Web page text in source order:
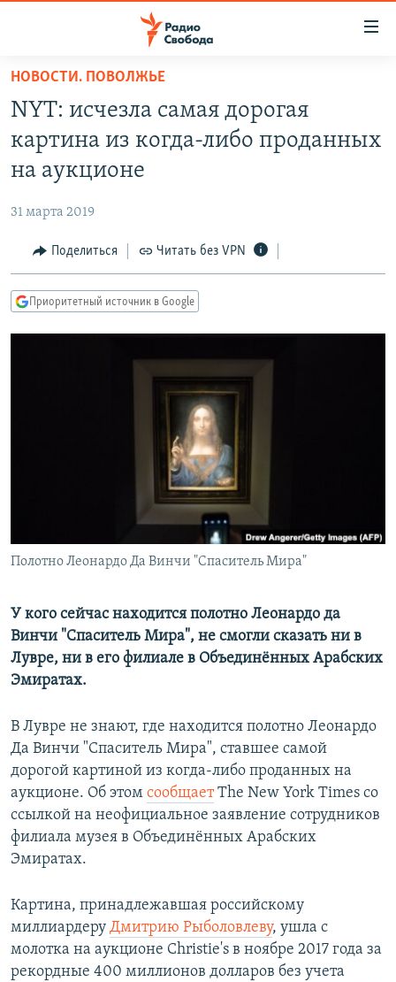
упрощенного
доступа
основному
Вернутся
Вернутся
АВТОРСКИЕ ПРОЕКТЫ
МНЕНИЯ
КУЛЬТУРА
КАВКАЗ.РЕАЛИИ
ПОДПИШИТЕСЬ НА РАССЫЛКУ
Все сайты РСЕ/РС
НОВОСТИ. ПОВОЛЖЬЕ
NYT: исчезла самая дорогая
картина из когда-либо проданных
на аукционе
31 марта 2019
Поделиться Читать без VPN
Приоритетный источник в Google
Полотно Леонардо Да Винчи "Спаситель Мира"
У кого сейчас находится полотно Леонардо да
Винчи "Спаситель Мира", не смогли сказать ни в
Лувре, ни в его филиале в Объединённых Арабских
Эмиратах.
В Лувре не знают, где находится полотно Леонардо
Да Винчи "Спаситель Мира", ставшее самой
дорогой картиной из когда-либо проданных на
аукционе. Об этом сообщаетThe New York Times со
ссылкой на неофициальное заявление сотрудников
филиала музея в Объединённых Арабских
Эмиратах.
Картина, принадлежавшая российскому
миллиардеру Дмитрию Рыболовлеву, ушла с
молотка на аукционе Christie's в ноябре 2017 года за
рекордные 400 миллионов долларов без учета